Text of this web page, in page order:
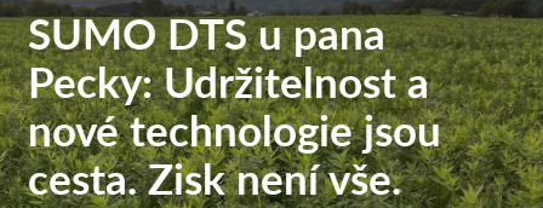
SUMO DTS u pana
Pecky: Udržitelnost a
nové technologie jsou
cesta. Zisk není vše.